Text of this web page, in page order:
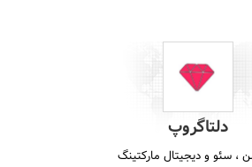
دلتاگروپ
، سئو و دیجیتال مارکتینگ